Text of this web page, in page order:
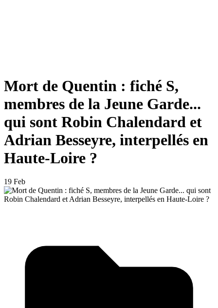
Mort de Quentin : fiché S,
membres de la Jeune Garde...
qui sont Robin Chalendard et
Adrian Besseyre, interpellés en
Haute-Loire ?
19 Feb